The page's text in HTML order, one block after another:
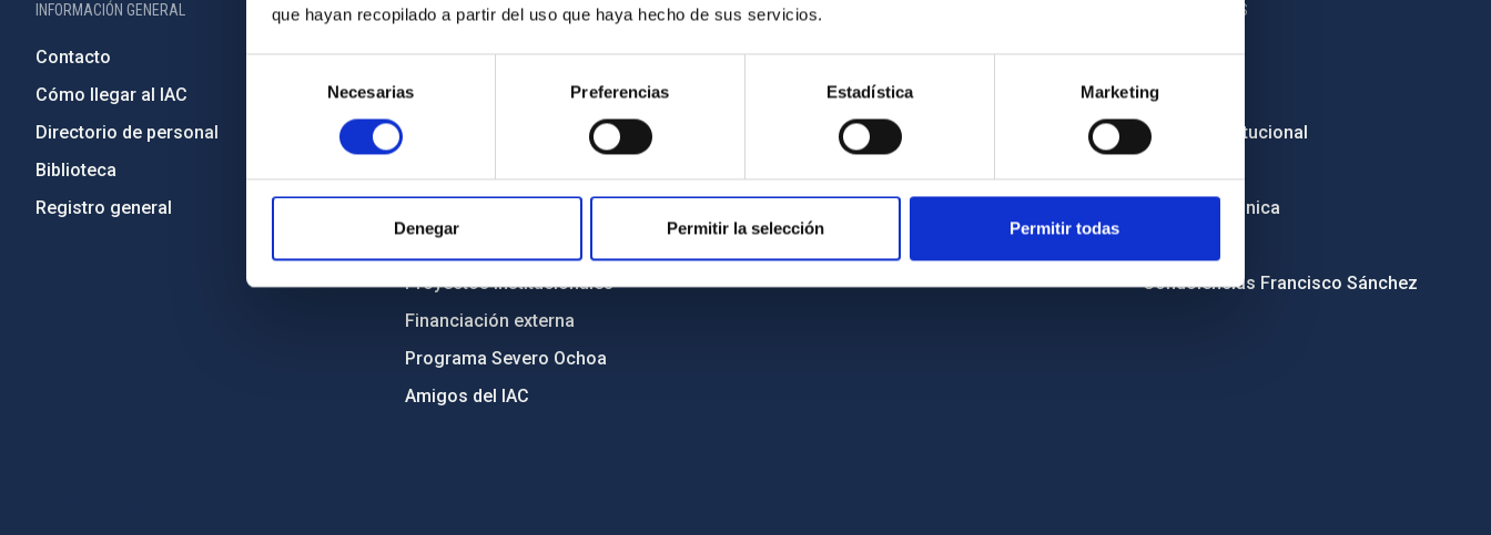
que hayan recopilado a partir del uso que haya hecho de sus servicios.
consentimiento
Necesarias Preferencias Estadística Marketing
Denegar Permitir la selección Permitir todas
INFORMACIÓN GENERAL
Contacto
Cómo llegar al IAC
Directorio de personal
Biblioteca
Registro general
INFORMACIÓN INSTITUCIONAL
Legislación
Transparencia
Código ético y política antifraude
Medio Ambiente y Sostenibilidad
Proyectos institucionales
Financiación externa
Programa Severo Ochoa
Amigos del IAC
PORTAL DEL IAC
Mapa web
Políticas de privacidad
Aviso legal
OTROS ENLACES
Empleo
Licitaciones
Imagen institucional
Sede electrónica
Condolencias Francisco Sánchez